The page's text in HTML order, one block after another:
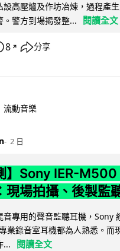
設高壓爐及作坊冶煉，過程產
。警方到場揭發整...
閱讀全文
8 ↗ 分享
流動音樂
2 日
】Sony IER-
現場拍攝、後製監
音專用的聲音監聽耳機，Sony
業錄音室耳機都為人熟悉。而
...
閱讀全文